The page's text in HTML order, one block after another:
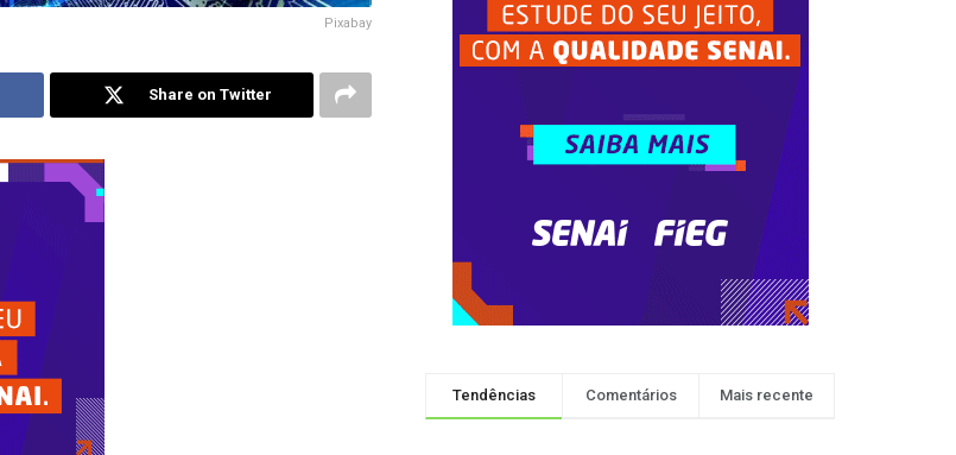
Pixabay
Share on Twitter
Tendências Comentários Mais recente